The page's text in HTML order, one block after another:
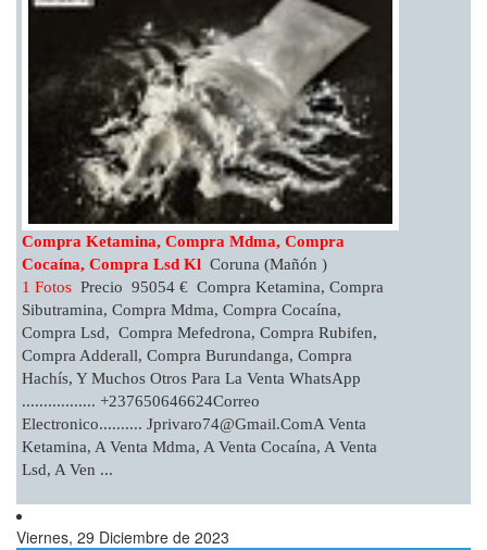
Compra Ketamina, Compra Mdma, Compra
Cocaína, Compra Lsd Kl Coruna (Mañón )
1 Fotos Precio 95054 € Compra Ketamina, Compra
Sibutramina, Compra Mdma, Compra Cocaína,
Compra Lsd, Compra Mefedrona, Compra Rubifen,
Compra Adderall, Compra Burundanga, Compra
Hachís, Y Muchos Otros Para La Venta WhatsApp
................. +237650646624Correo
Electronico.......... Jprivaro74@gmail.comA Venta
Ketamina, A Venta Mdma, A Venta Cocaína, A Venta
Lsd, A Ven ...
Viernes, 29 Diciembre de 2023